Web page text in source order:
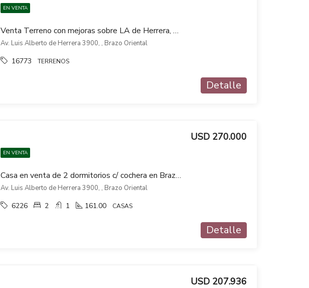
EN VENTA
Venta Terreno con mejoras sobre LA de Herrera, Brazo Oriental Ideal proyecto VIS
Av. Luis Alberto de Herrera 3900, , Brazo Oriental
16773 TERRENOS
Detalle
EN VENTA
Casa en venta de 2 dormitorios c/ cochera en Brazo Oriental
USD 270.000
Av. Luis Alberto de Herrera 3900, , Brazo Oriental
6226 2 1 161.00 CASAS
Detalle
USD 207.936